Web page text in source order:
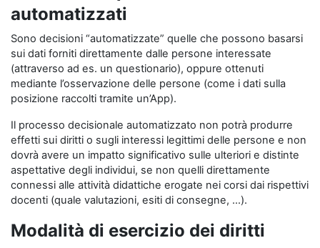
automatizzati
Sono decisioni “automatizzate” quelle che possono basarsi
sui dati forniti direttamente dalle persone interessate
(attraverso ad es. un questionario), oppure ottenuti
mediante l’osservazione delle persone (come i dati sulla
posizione raccolti tramite un’App).
Il processo decisionale automatizzato non potrà produrre
effetti sui diritti o sugli interessi legittimi delle persone e non
dovrà avere un impatto significativo sulle ulteriori e distinte
aspettative degli individui, se non quelli direttamente
connessi alle attività didattiche erogate nei corsi dai rispettivi
docenti (quale valutazioni, esiti di consegne, …).
Modalità di esercizio dei diritti